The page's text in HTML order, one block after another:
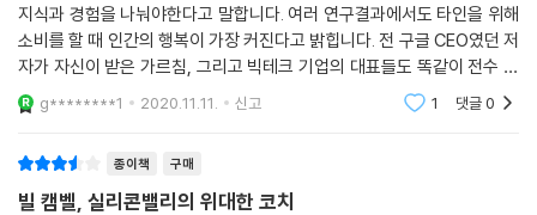
빌 캠벨은 창업할 용기와 능력을 지닌 사람들을 특별히 존중했다. 단지 창
업자여서가 아니라 그들만이 가진 회사에 대한 사랑과 비전 때문이었다. 2
000년 아마존 이사회가 제프 베조스에게 CEO 자리에서 물러날 것을 요
구했을 때 베조스를 구한 사람도 바로 빌 캠벨이었고, 구글의 창업자들과
었다. 그는 단순히 창업자에게 충성한 게 아니라 그들의 모난 부분을 다듬
“구글의 놀라운 성공 뒤에는 ‘경쟁하는 팀’을 ‘협력하는 커뮤니티’로 만든
빌 캠벨이 있었다. 그는 테이커taker가 아니라 기버giver가 되는 것이 어
떻게 조직의 결속력과 혁신을 낳는지 몸소 보여주었다. 조직문화를 어떻게
바꾸고 어떤 코치가 되어야 할지 고민하는 한국의 비즈니스 리더들에게 명
지식과 경험을 나눠야한다고 말합니다. 여러 연구결과에서도 타인을 위해
소비를 할 때 인간의 행복이 가장 커진다고 밝힙니다. 전 구글 CEO였던 저
자가 자신이 받은 가르침, 그리고 빅테크 기업의 대표들도 똑같이 전수 받
은 교육 내용인 '빌 켐벨'의 조언을 일반 독자인 우리에게도 공개했습니다.
인문학적인 내
g********1 2020.11.11. 신고 1 댓글0
종이책 구매
빌 캠벨, 실리콘밸리의 위대한 코치